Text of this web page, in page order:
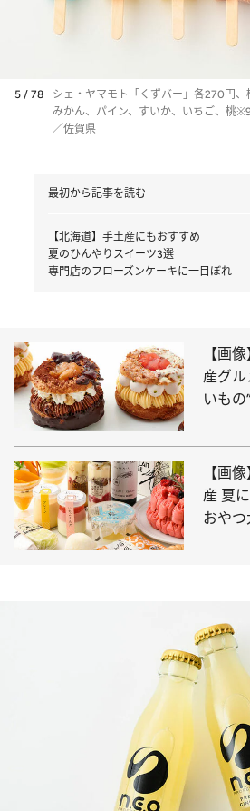
5 / 78
シェ・ヤマモト「くずバー」各270円、
みかん、パイン、すいか、いちご、桃
／佐賀県
最初から記事を読む
【北海道】手土産にもおすすめ
夏のひんやりスイーツ3選
専門店のフローズンケーキに一目ぼれ
【画
産グ
いもの
【画
産 夏
おやつ